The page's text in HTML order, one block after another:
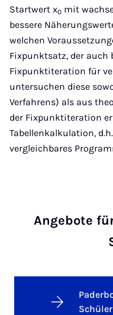
Startwert x0 mit
bessere
welchen
Fixpunktsatz, der auch
Fixpunktiteration für
untersuchen diese
Verfahrens) als aus
der Fixpunktiteration
Tabellenkalkulation,
vergleichbares
Angebote